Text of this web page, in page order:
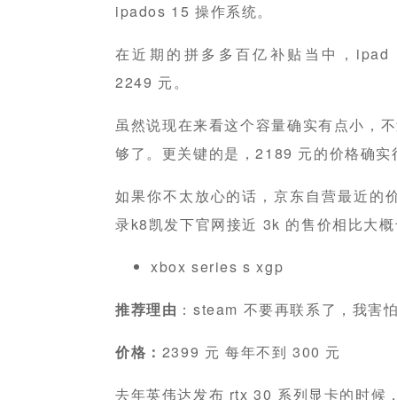
ipados 15 操作系统。
在近期的拼多多百亿补贴当中，
2249 元。
虽然说现在来看这个容量确实有点小，
够了。更关键的是，2189 元的价格确
如果你不太放心的话，京东自营最近
录k8凯发下官网接近 3k 的售价相比大
xbox series s xgp
推荐理由 ：steam 不要再联系了，我害
价格： 2399 元 每年不到 300 元
去年英伟达发布 rtx 30 系列显卡的时候